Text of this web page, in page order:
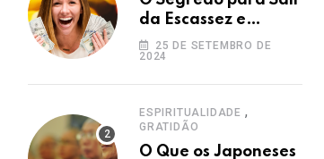
da Escassez e
Acessar a
Abundância:
25 DE SETEMBRO DE
2024
ESPIRITUALIDADE ,
GRATIDÃO
O Que os Japoneses